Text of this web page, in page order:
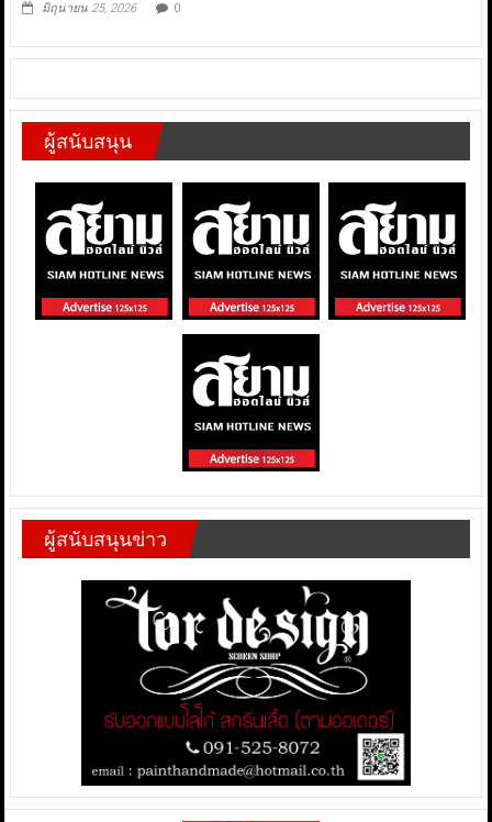
มิถุนายน 25, 2026 0
ผู้สนับสนุน
ผู้สนับสนุนข่าว